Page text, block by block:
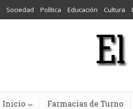
Sociedad Política Educación Cultura
Inicio Farmacias de Turno